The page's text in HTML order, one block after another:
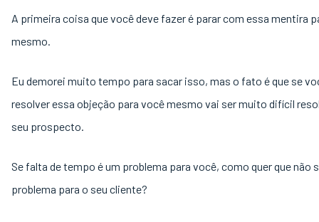
A primeira coisa que você deve fazer é parar com essa mentira
mesmo.
Eu demorei muito tempo para sacar isso, mas o fato é que se
resolver essa objeção para você mesmo vai ser muito difícil
seu prospecto.
Se falta de tempo é um problema para você, como quer que não
problema para o seu cliente?